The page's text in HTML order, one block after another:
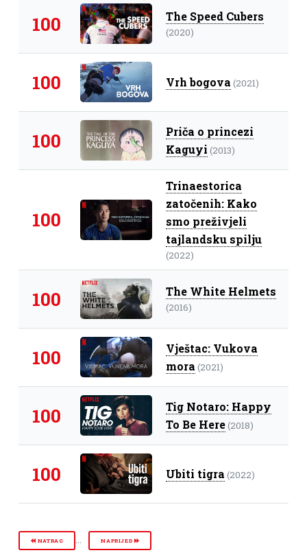
100 The Speed Cubers
(2020)
100 Vrh bogova (2021)
100
Priča o princezi
Kaguyi (2013)
100
Trinaestorica
zatočenih: Kako
smo preživjeli
tajlandsku spilju
(2022)
100 The White Helmets
(2016)
100
Vještac: Vukova
mora (2021)
100
Tig Notaro: Happy
To Be Here(2018)
100 Ubiti tigra (2022)
NATRAG ... NAPRIJED